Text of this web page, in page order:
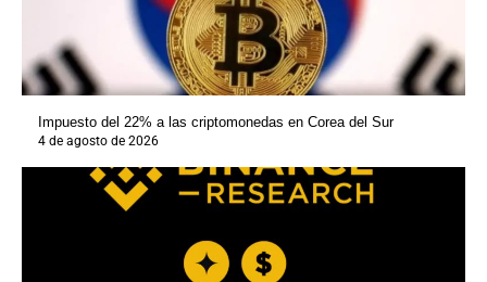
Impuesto del 22% a las criptomonedas en Corea del Sur
4 de agosto de 2026